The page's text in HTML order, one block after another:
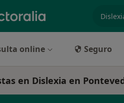
online Seguro
en Dislexia en